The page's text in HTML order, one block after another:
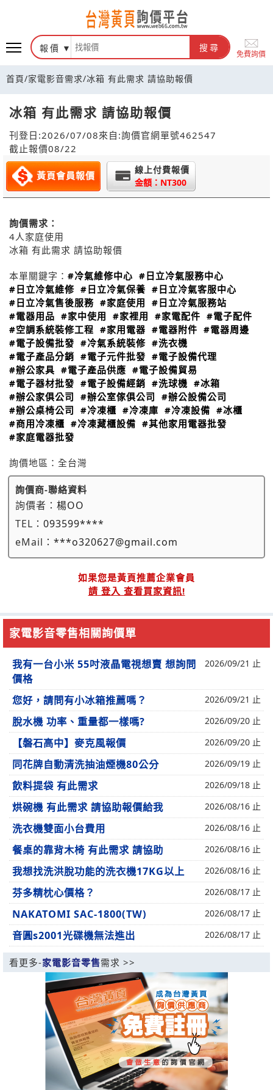
報價 搜尋
免費詢價
首頁/家電影音需求/冰箱 有此需求 請協助報價
冰箱 有此需求 請協助報價
刊登日:2026/07/08來自:詢價官網單號462547
截止報價08/22
黃頁會員報價
線上付費報價
金額：NT300
詢價需求：
4人家庭使用
冰箱 有此需求 請協助報價
本單關鍵字： #冷氣維修中心 #日立冷氣服務中心
#日立冷氣維修 #日立冷氣保養 #日立冷氣客服中心
#日立冷氣售後服務 #家庭使用 #日立冷氣服務站
#電器用品 #家中使用 #家裡用 #家電配件 #電子配件
#空調系統裝修工程 #家用電器 #電器附件 #電器周邊
#電子設備批發 #冷氣系統裝修 #洗衣機
#電子產品分銷 #電子元件批發 #電子設備代理
#辦公家具 #電子產品供應 #電子設備貿易
#電子器材批發 #電子設備經銷 #洗球機 #冰箱
#辦公家俱公司 #辦公室傢俱公司 #辦公設備公司
#辦公桌椅公司 #冷凍櫃 #冷凍庫 #冷凍設備 #冰櫃
#商用冷凍櫃 #冷凍藏櫃設備 #其他家用電器批發
#家庭電器批發
詢價地區： 全台灣
詢價商-聯絡資料
詢價者： 楊OO
TEL： 093599****
eMail： ***o320627@gmail.com
如果您是黃頁推薦企業會員
請 登入 查看買家資訊!
家電影音零售相關詢價單
我有一台小米 55吋液晶電視想賣 想詢問
價格
2026/09/21 止
您好，請問有小冰箱推薦嗎？ 2026/09/21 止
脫水機 功率、重量都一樣嗎? 2026/09/20 止
【磐石高中】麥克風報價 2026/09/20 止
同花牌自動清洗抽油煙機80公分 2026/09/19 止
飲料提袋 有此需求 2026/09/18 止
烘碗機 有此需求 請協助報價給我 2026/08/16 止
洗衣機雙面小台費用 2026/08/16 止
餐桌的靠背木椅 有此需求 請協助 2026/08/16 止
我想找洗洪脫功能的洗衣機17KG以上 2026/08/16 止
芬多精枕心價格？ 2026/08/17 止
NAKATOMI SAC-1800(TW) 2026/08/17 止
音圓s2001光碟機無法進出 2026/08/17 止
看更多-家電影音零售需求 >>